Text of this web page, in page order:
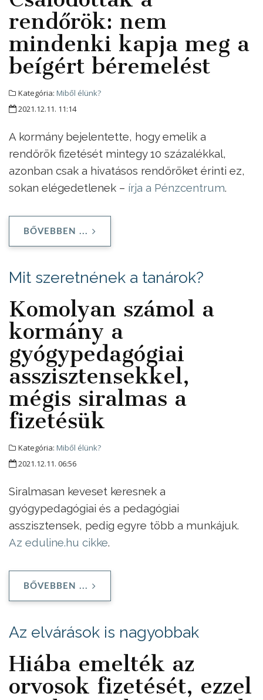
rendőrök: nem
mindenki kapja meg a
beígért béremelést
Kategória: Miből élünk?
2021.12.11. 11:14
A kormány bejelentette, hogy emelik a
rendőrök fizetését mintegy 10 százalékkal,
azonban csak a hivatásos rendőröket érinti ez,
sokan elégedetlenek – írja a Pénzcentrum.
BŐVEBBEN ...
Mit szeretnének a tanárok?
Komolyan számol a
kormány a
gyógypedagógiai
asszisztensekkel,
mégis siralmas a
fizetésük
Kategória: Miből élünk?
2021.12.11. 06:56
Siralmasan keveset keresnek a
gyógypedagógiai és a pedagógiai
asszisztensek, pedig egyre több a munkájuk.
Az eduline.hu cikke.
BŐVEBBEN ...
Az elvárások is nagyobbak
Hiába emelték az
orvosok fizetését, ezzel